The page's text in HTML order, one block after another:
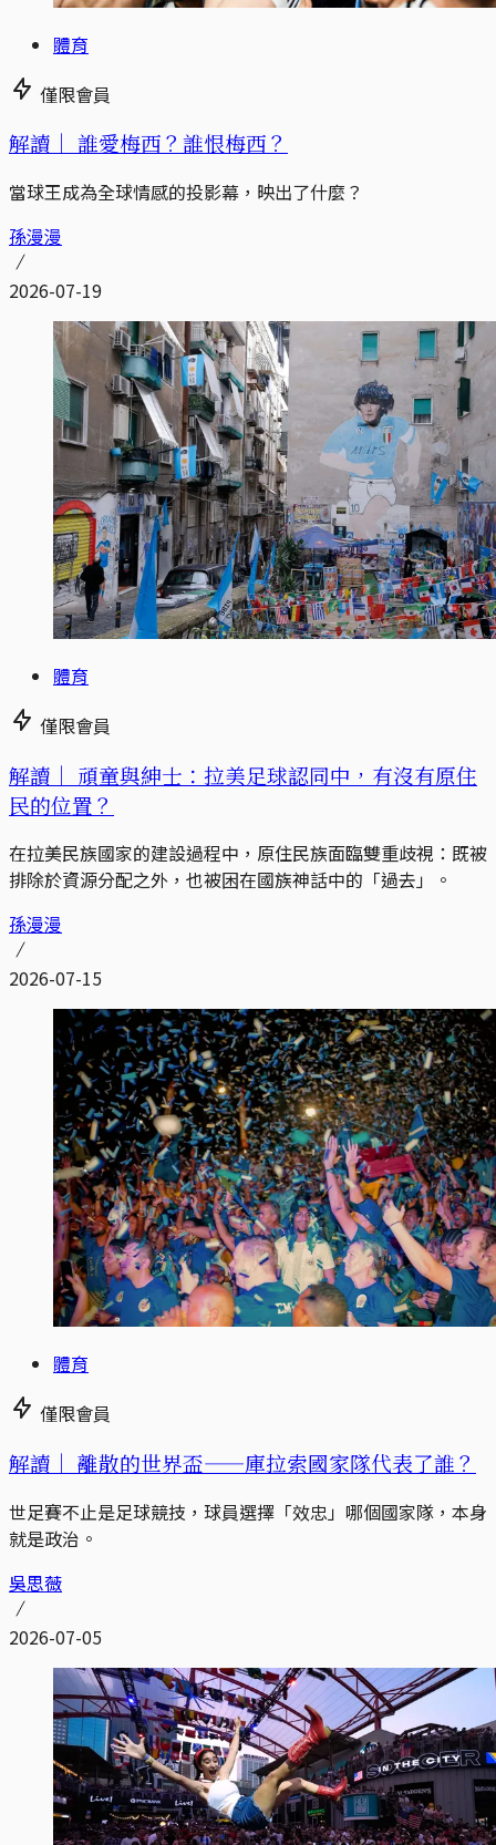
體育
僅限會員
解讀｜ 誰愛梅西？誰恨梅西？
當球王成為全球情感的投影幕，映出了什麼？
孫漫漫
2026-07-19
體育
僅限會員
解讀｜ 頑童與紳士：拉美足球認同中，有沒有原住
民的位置？
在拉美民族國家的建設過程中，原住民族面臨雙重歧視：既被
排除於資源分配之外，也被困在國族神話中的「過去」。
孫漫漫
2026-07-15
體育
僅限會員
解讀｜ 離散的世界盃——庫拉索國家隊代表了誰？
世足賽不止是足球競技，球員選擇「效忠」哪個國家隊，本身
就是政治。
吳思薇
2026-07-05